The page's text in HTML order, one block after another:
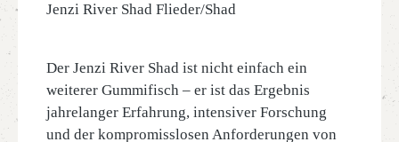
Jenzi River Shad Flieder/Shad
Der Jenzi River Shad ist nicht einfach ein
weiterer Gummifisch – er ist das Ergebnis
jahrelanger Erfahrung, intensiver Forschung
und der kompromisslosen Anforderungen von